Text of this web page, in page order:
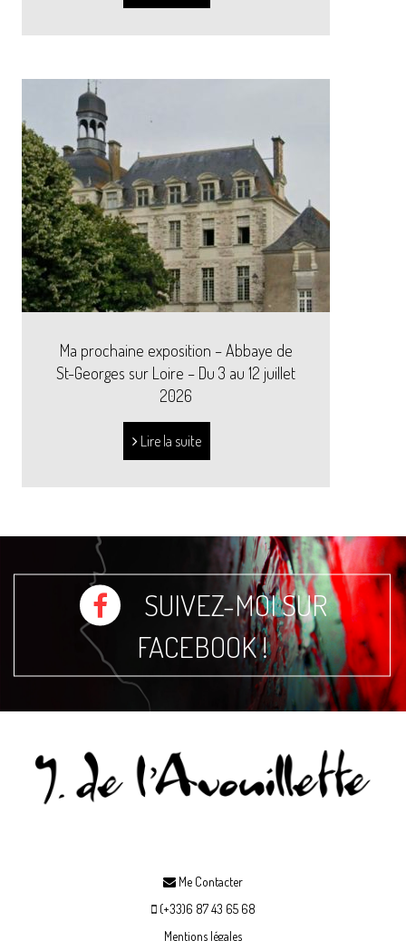
Ma prochaine exposition – Abbaye de
St-Georges sur Loire – Du 3 au 12 juillet
2026
Lire la suite
SUIVEZ-MOI SUR
FACEBOOK !
Me Contacter
(+33)6 87 43 65 68
Mentions légales